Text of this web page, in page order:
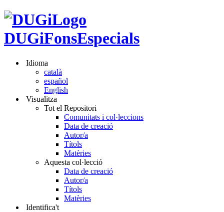
DUGiFonsEspecials
Idioma
català
español
English
Visualitza
Tot el Repositori
Comunitats i col·leccions
Data de creació
Autor/a
Títols
Matèries
Aquesta col·lecció
Data de creació
Autor/a
Títols
Matèries
Identifica't